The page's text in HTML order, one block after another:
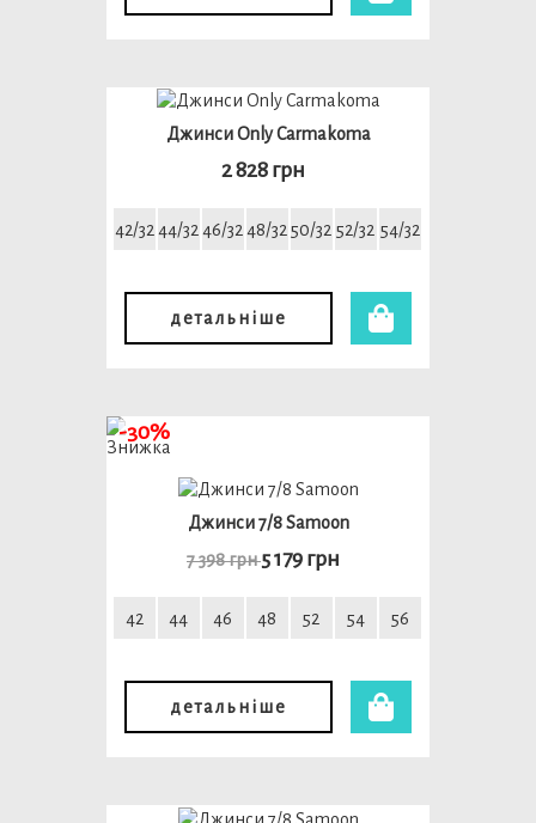
Джинси Only Carmakoma
2 828 грн
42/32 44/32 46/32 48/32 50/32 52/32 54/32
детальніше
Джинси 7/8 Samoon
7 398 грн 5 179 грн
42 44 46 48 52 54 56
детальніше
-30%